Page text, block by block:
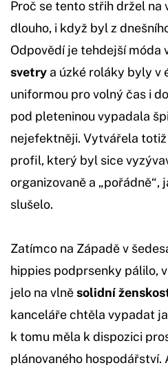
Proč se tento střih držel
dlouho, i když byl z
Odpovědí je tehdejší móda
svetry a úzké roláky byly v
uniformou pro volný čas i
pod pleteninou vypadala
nejefektněji. Vytvářela
profil, který byl sice
organizovaně a „pořádně“,
slušelo.
Zatímco na Západě v
hippies podprsenky pálilo,
jelo na vlněsolidní
kanceláře chtěla vypadat
k tomu měla k dispozici
plánovaného hospodářství.